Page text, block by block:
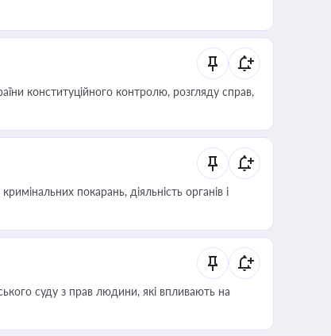
конституційного контролю, розгляду справ,
покарань, діяльність органів і
суду з прав людини, які впливають на